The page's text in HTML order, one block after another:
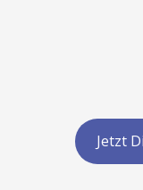
Jetzt